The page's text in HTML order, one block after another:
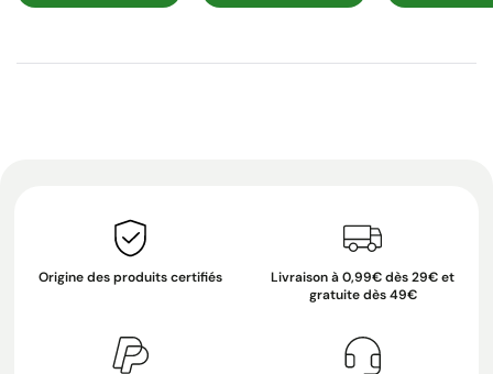
Origine des produits certifiés
Livraison à 0,99€ dès 29€ et
gratuite dès 49€